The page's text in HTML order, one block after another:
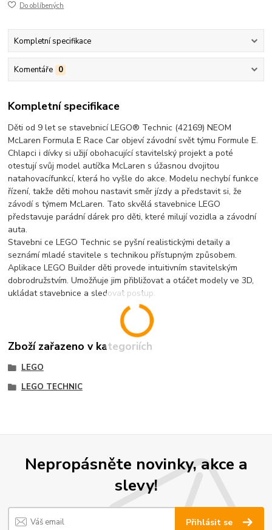
Do oblíbených
Kompletní specifikace
Komentáře 0
Kompletní specifikace
Děti od 9 let se stavebnicí LEGO® Technic (42169) NEOM
McLaren Formula E Race Car objeví závodní svět týmu Formule E.
Chlapci i dívky si užijí obohacující stavitelský projekt a poté
otestují svůj model autíčka McLaren s úžasnou dvojitou
natahovacífunkcí, která ho vyšle do akce. Modelu nechybí funkce
řízení, takže děti mohou nastavit směr jízdy a představit si, že
závodí s týmem McLaren. Tato skvělá stavebnice LEGO
představuje parádní dárek pro děti, které milují vozidla a závodní
auta.
Stavebni ce LEGO Technic se pyšní realistickými detaily a
seznámí mladé stavitele s technikou přístupným způsobem.
Aplikace LEGO Builder děti provede intuitivním stavitelským
dobrodružstvím. Umožňuje jim přibližovat a otáčet modely ve 3D,
ukládat stavebnice a sledovat postup.
Zboží zařazeno v kategoriích
LEGO
LEGO TECHNIC
Nepropásněte novinky, akce a
slevy!
Přihlásit se